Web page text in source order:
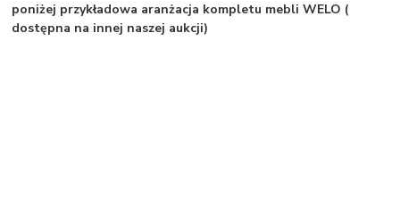
poniżej przykładowa aranżacja kompletu mebli WELO (
dostępna na innej naszej aukcji)